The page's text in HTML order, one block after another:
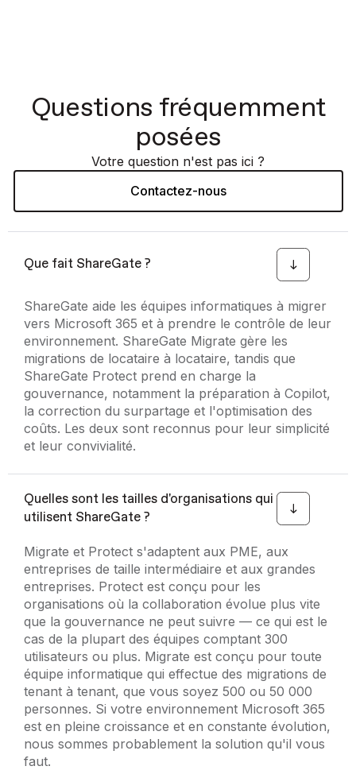
Questions fréquemment
posées
Votre question n'est pas ici ?
Contactez-nous
Que fait ShareGate ?
ShareGate aide les équipes informatiques à migrer
vers Microsoft 365 et à prendre le contrôle de leur
environnement. ShareGate Migrate gère les
migrations de locataire à locataire, tandis que
ShareGate Protect prend en charge la
gouvernance, notamment la préparation à Copilot,
la correction du surpartage et l'optimisation des
coûts. Les deux sont reconnus pour leur simplicité
et leur convivialité.
Quelles sont les tailles d'organisations qui
utilisent ShareGate ?
Migrate et Protect s'adaptent aux PME, aux
entreprises de taille intermédiaire et aux grandes
entreprises. Protect est conçu pour les
organisations où la collaboration évolue plus vite
que la gouvernance ne peut suivre — ce qui est le
cas de la plupart des équipes comptant 300
utilisateurs ou plus. Migrate est conçu pour toute
équipe informatique qui effectue des migrations de
tenant à tenant, que vous soyez 500 ou 50 000
personnes. Si votre environnement Microsoft 365
est en pleine croissance et en constante évolution,
nous sommes probablement la solution qu'il vous
faut.